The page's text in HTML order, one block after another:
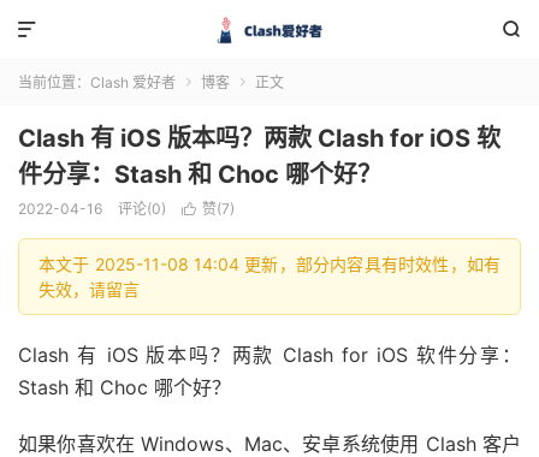


当前位置： Clash 爱好者  博客  正文
Clash 有 iOS 版本吗？两款 Clash for iOS 软
件分享：Stash 和 Choc 哪个好？
2022-04-16 评论(0)  赞(7)
本文于 2025-11-08 14:04 更新，部分内容具有时效性，如有
失效，请留言
Clash 有 iOS 版本吗？两款 Clash for iOS 软件分享：
Stash 和 Choc 哪个好？
如果你喜欢在 Windows、Mac、安卓系统使用 Clash 客户